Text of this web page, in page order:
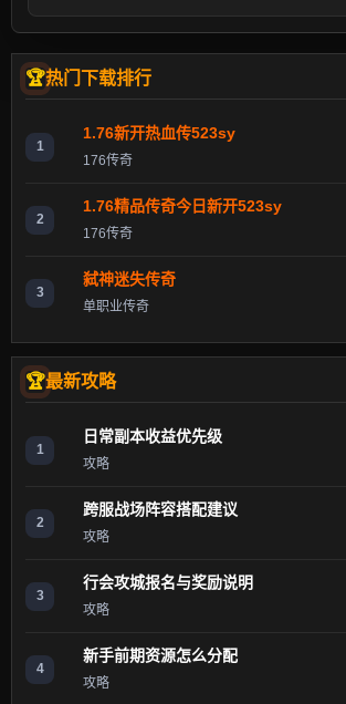
热门下载排行
1
1.76新开热血传523sy
176传奇
2
1.76精品传奇今日新开523sy
176传奇
3
弑神迷失传奇
单职业传奇
最新攻略
1
日常副本收益优先级
攻略
2
跨服战场阵容搭配建议
攻略
3
行会攻城报名与奖励说明
攻略
4
新手前期资源怎么分配
攻略